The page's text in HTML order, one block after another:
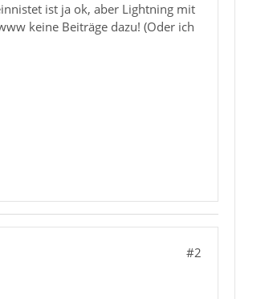
ist ja ok, aber Lightning mit
keine Beiträge dazu! (Oder ich
#2